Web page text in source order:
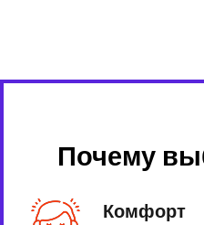
Почему
Комфорт